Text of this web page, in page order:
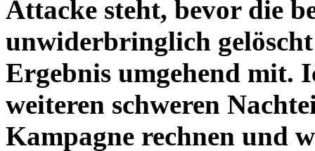
Attacke steht, bevor die
unwiderbringlich
Ergebnis umgehend mit.
weiteren schweren
Kampagne rechnen und